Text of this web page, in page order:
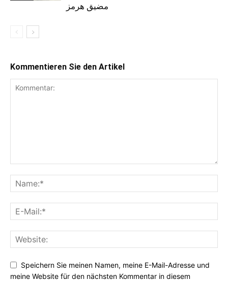
مضيق هرمز
Kommentieren Sie den Artikel
Speichern Sie meinen Namen, meine E-Mail-Adresse und
meine Website für den nächsten Kommentar in diesem